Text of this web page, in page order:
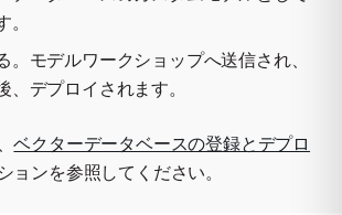
。モデルワークショップへ送信され、
、デプロイされます。
ベクターデータベースの登録とデプロ
ョンを参照してください。